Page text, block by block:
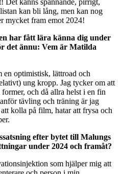
Det känns spännande, pirrigt,
kan bli lång, men kan nog
mycket fram emot 2024!
har fått lära känna dig under
det ännu: Vem är Matilda
en optimistisk, lättroad och
ung kropp. Jag tycker om att
och då allra helst i en fin
tävling och träning är jag
kolla på film, hatar att frysa och
efter bytet till Malungs
under 2024 och framåt?
som hjälper mig att